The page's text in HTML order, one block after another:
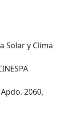
Solar y Clima
2060,